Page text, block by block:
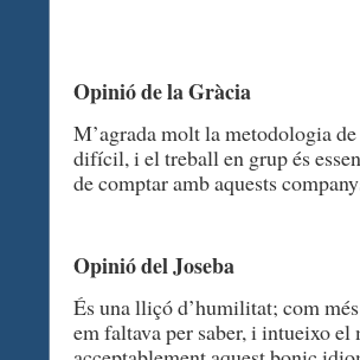
Opinió de la Gràcia
M’agrada molt la metodologia
difícil, i el treball en grup és
de comptar amb aquests
Opinió del Joseba
És una lliçó d’humilitat; com
em faltava per saber, i intueixo